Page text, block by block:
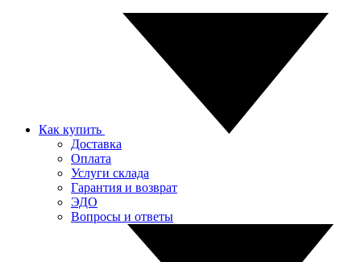
Как купить
Доставка
Оплата
Услуги склада
Гарантия и возврат
ЭДО
Вопросы и ответы